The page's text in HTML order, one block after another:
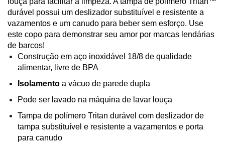
durável possui um deslizador substituível e resistente a
vazamentos e um canudo para beber sem esforço. Use
este copo para demonstrar seu amor por marcas lendárias
de barcos!
Construção em aço inoxidável 18/8 de qualidade
alimentar, livre de BPA
Isolamento a vácuo de parede dupla
Pode ser lavado na máquina de lavar louça
Tampa de polímero Tritan durável com deslizador de
tampa substituível e resistente a vazamentos e porta
para canudo